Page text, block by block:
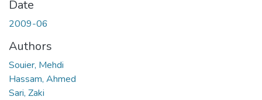
Date
2009-06
Authors
Souier, Mehdi
Hassam, Ahmed
Sari, Zaki